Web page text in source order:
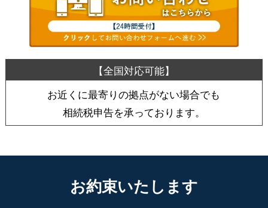
お近くに最寄りの拠点がない場合でも
相続税申告を承っております。
お約束いたします